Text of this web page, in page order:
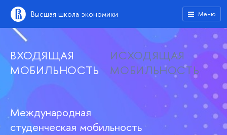
Высшая школа экономики Меню
ВХОДЯЩАЯ
МОБИЛЬНОСТЬ
ИСХОДЯЩАЯ
МОБИЛЬНОСТЬ
Международная
студенческая мобильность